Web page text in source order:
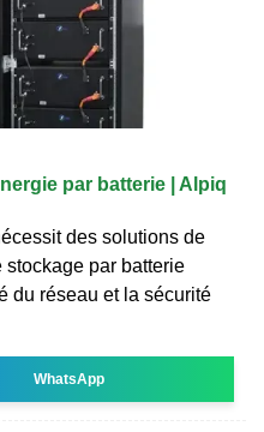
par batterie | Alpiq
des solutions de
par batterie
du réseau et la sécurité
WhatsApp